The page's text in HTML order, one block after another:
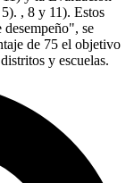
, 8 y 11). Estos
se
de 75 el objetivo
y escuelas.